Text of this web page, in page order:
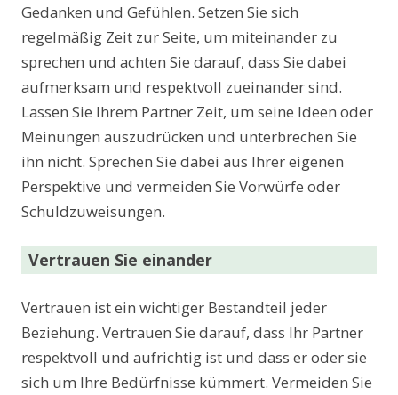
Gedanken und Gefühlen. Setzen Sie sich
regelmäßig Zeit zur Seite, um miteinander zu
sprechen und achten Sie darauf, dass Sie dabei
aufmerksam und respektvoll zueinander sind.
Lassen Sie Ihrem Partner Zeit, um seine Ideen oder
Meinungen auszudrücken und unterbrechen Sie
ihn nicht. Sprechen Sie dabei aus Ihrer eigenen
Perspektive und vermeiden Sie Vorwürfe oder
Schuldzuweisungen.
Vertrauen Sie einander
Vertrauen ist ein wichtiger Bestandteil jeder
Beziehung. Vertrauen Sie darauf, dass Ihr Partner
respektvoll und aufrichtig ist und dass er oder sie
sich um Ihre Bedürfnisse kümmert. Vermeiden Sie